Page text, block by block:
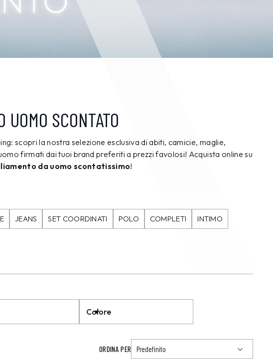
UOMO SCONTATO
scopri la nostra selezione esclusiva di abiti, camicie, maglie,
firmati dai tuoi brand preferiti a prezzi favolosi! Acquista online su
da uomo scontatissimo!
JEANS SET COORDINATI POLO COMPLETI INTIMO
Colore
ORDINA PER